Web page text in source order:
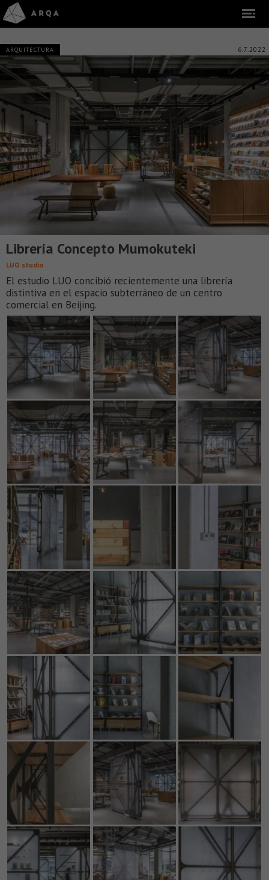
ARQUITECTURA 6.7.2022
Librería Concepto Mumokuteki
LUO studio
El estudio LUO concibió recientemente una librería
distintiva en el espacio subterráneo de un centro
comercial en Beijing.